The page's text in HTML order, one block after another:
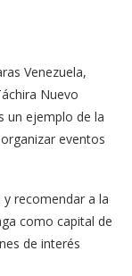
Venezuela,
Nuevo
un ejemplo de la
eventos
recomendar a la
como capital de
de interés